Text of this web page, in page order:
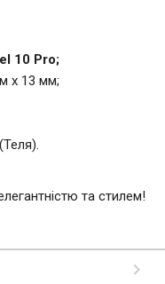
10 Pro;
x 13 мм;
та стилем!